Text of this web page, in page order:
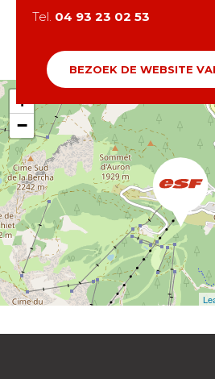
+
−
Tel. 04 93 23 02 53
BEZOEK DE WEBSITE